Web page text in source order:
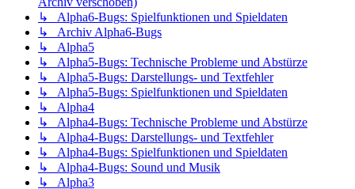
↳ Alpha6-Bugs: Spielfunktionen und Spieldaten
↳ Archiv Alpha6-Bugs
↳ Alpha5
↳ Alpha5-Bugs: Technische Probleme und Abstürze
↳ Alpha5-Bugs: Darstellungs- und Textfehler
↳ Alpha5-Bugs: Spielfunktionen und Spieldaten
↳ Alpha4
↳ Alpha4-Bugs: Technische Probleme und Abstürze
↳ Alpha4-Bugs: Darstellungs- und Textfehler
↳ Alpha4-Bugs: Spielfunktionen und Spieldaten
↳ Alpha4-Bugs: Sound und Musik
↳ Alpha3